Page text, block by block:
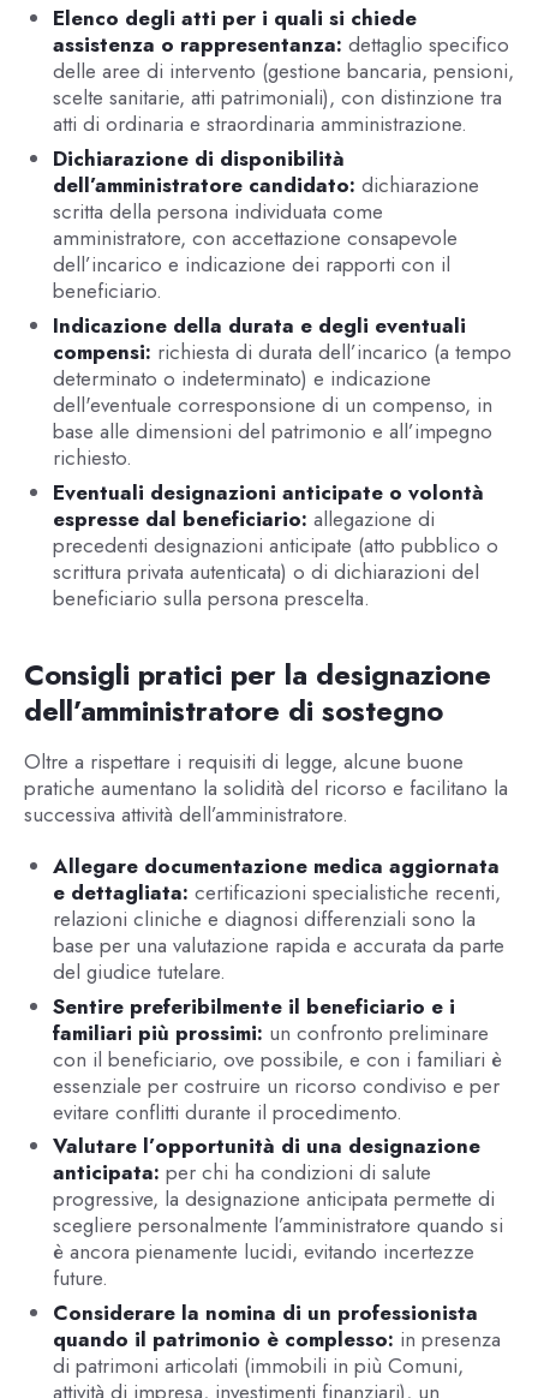
Elenco degli atti per i quali si chiede
assistenza o rappresentanza: dettaglio specifico
delle aree di intervento (gestione bancaria, pensioni,
scelte sanitarie, atti patrimoniali), con distinzione tra
atti di ordinaria e straordinaria amministrazione.
Dichiarazione di disponibilità
dell’amministratore candidato: dichiarazione
scritta della persona individuata come
amministratore, con accettazione consapevole
dell’incarico e indicazione dei rapporti con il
beneficiario.
Indicazione della durata e degli eventuali
compensi: richiesta di durata dell’incarico (a tempo
determinato o indeterminato) e indicazione
dell'eventuale corresponsione di un compenso, in
base alle dimensioni del patrimonio e all’impegno
richiesto.
Eventuali designazioni anticipate o volontà
espresse dal beneficiario: allegazione di
precedenti designazioni anticipate (atto pubblico o
scrittura privata autenticata) o di dichiarazioni del
beneficiario sulla persona prescelta.
Consigli pratici per la designazione
dell’amministratore di sostegno
Oltre a rispettare i requisiti di legge, alcune buone
pratiche aumentano la solidità del ricorso e facilitano la
successiva attività dell’amministratore.
Allegare documentazione medica aggiornata
e dettagliata: certificazioni specialistiche recenti,
relazioni cliniche e diagnosi differenziali sono la
base per una valutazione rapida e accurata da parte
del giudice tutelare.
Sentire preferibilmente il beneficiario e i
familiari più prossimi: un confronto preliminare
con il beneficiario, ove possibile, e con i familiari è
essenziale per costruire un ricorso condiviso e per
evitare conflitti durante il procedimento.
Valutare l’opportunità di una designazione
anticipata: per chi ha condizioni di salute
progressive, la designazione anticipata permette di
scegliere personalmente l’amministratore quando si
è ancora pienamente lucidi, evitando incertezze
future.
Considerare la nomina di un professionista
quando il patrimonio è complesso: in presenza
di patrimoni articolati (immobili in più Comuni,